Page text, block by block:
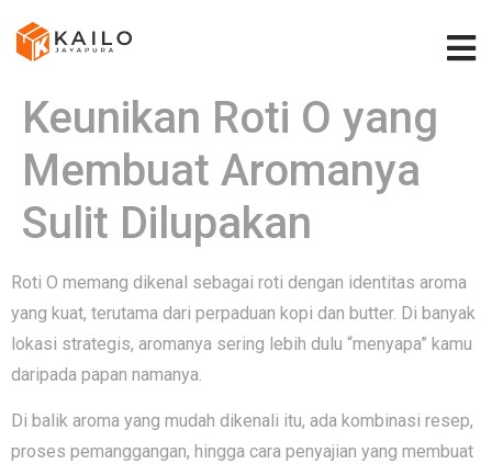
Keunikan Roti O yang
Membuat Aromanya
Sulit Dilupakan
Roti O memang dikenal sebagai roti dengan identitas aroma
yang kuat, terutama dari perpaduan kopi dan butter. Di banyak
lokasi strategis, aromanya sering lebih dulu “menyapa” kamu
daripada papan namanya.
Di balik aroma yang mudah dikenali itu, ada kombinasi resep,
proses pemanggangan, hingga cara penyajian yang membuat